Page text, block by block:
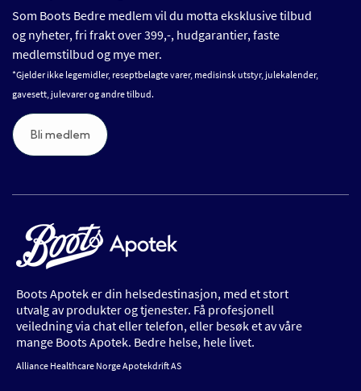
Som Boots Bedre medlem vil du motta eksklusive tilbud
og nyheter, fri frakt over 399,-, hudgarantier, faste
medlemstilbud og mye mer.
*Gjelder ikke legemidler, reseptbelagte varer, medisinsk utstyr, julekalender,
gavesett, julevarer og andre tilbud.
Bli medlem
Boots Apotek er din helsedestinasjon, med et stort
utvalg av produkter og tjenester. Få profesjonell
veiledning via chat eller telefon, eller besøk et av våre
mange Boots Apotek. Bedre helse, hele livet.
Alliance Healthcare Norge Apotekdrift AS